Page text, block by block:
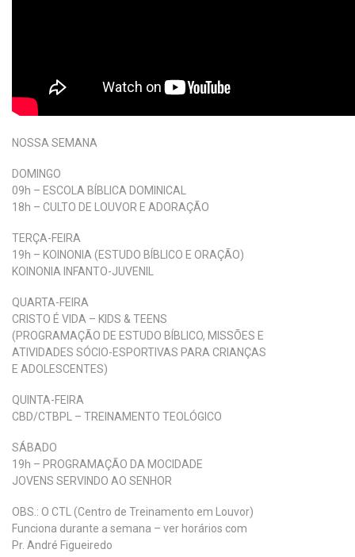
NOSSA SEMANA
DOMINGO
09h – ESCOLA BÍBLICA DOMINICAL
18h – CULTO DE LOUVOR E ADORAÇÃO
TERÇA-FEIRA
19h – KOINONIA (ESTUDO BÍBLICO E ORAÇÃO)
KOINONIA INFANTO-JUVENIL
QUARTA-FEIRA
CRISTO É VIDA – KIDS & TEENS
(PROGRAMAÇÃO DE ESTUDO BÍBLICO, MISSÕES E
ATIVIDADES SÓCIO-ESPORTIVAS PARA CRIANÇAS
E ADOLESCENTES)
QUINTA-FEIRA
CBD/CTBPL – TREINAMENTO TEOLÓGICO
SÁBADO
19h – PROGRAMAÇÃO DA MOCIDADE
JOVENS SERVINDO AO SENHOR
OBS.: O CTL (Centro de Treinamento em Louvor)
Funciona durante a semana – ver horários com
Pr. André Figueiredo